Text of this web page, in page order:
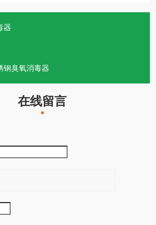
器
钢臭氧消毒器
在线留言